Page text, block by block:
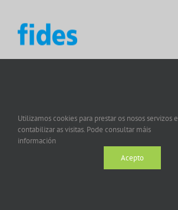
Utilizamos cookies para prestar os nosos servizos e
contabilizar as visitas. Pode consultar máis
información
Acepto